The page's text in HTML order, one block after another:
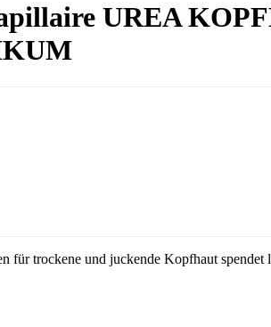
UREA
für trockene und juckende Kopfhaut